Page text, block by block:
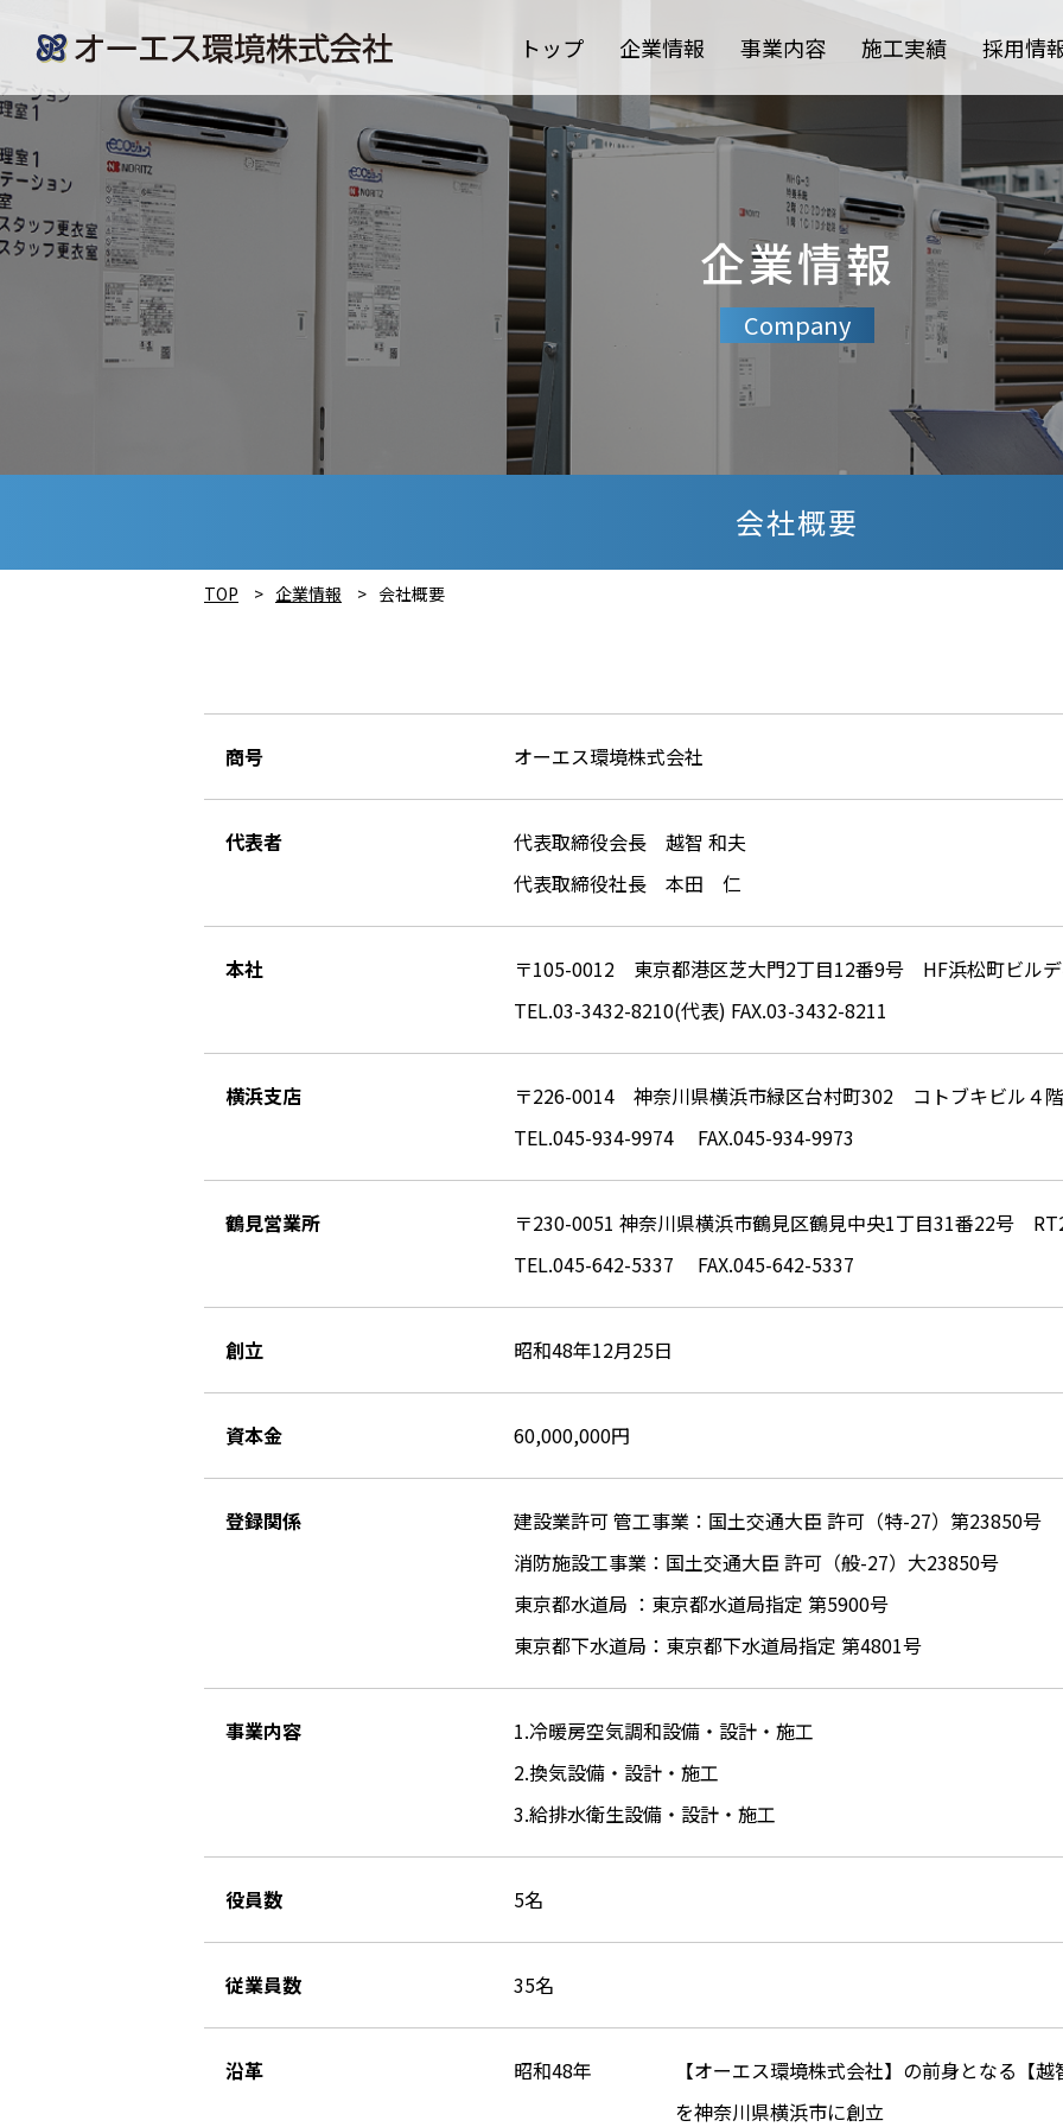
トップ 企業情報 事業内容 施工実績 採用情
企業情報
Company
会社概要
TOP 企業情報 会社概要
商号 オーエス環境株式会社
代表者
代表取締役会長 越智 和夫
代表取締役社長 本田 仁
本社 〒105-0012 東京都港区芝大門2丁目12番9号 HF浜松町ビル
TEL.03-3432-8210(代表) FAX.03-3432-8211
横浜支店 〒226-0014 神奈川県横浜市緑区台村町302 コトブキビル４階
TEL.045-934-9974 FAX.045-934-9973
鶴見営業所 〒230-0051 神奈川県横浜市鶴見区鶴見中央1丁目31番22号
TEL.045-642-5337 FAX.045-642-5337
創立 昭和48年12月25日
資本金 60,000,000円
登録関係
建設業許可 管工事業：国土交通大臣 許可（特-27）第23850号
消防施設工事業：国土交通大臣 許可（般-27）大23850号
東京都水道局 ：東京都水道局指定 第5900号
東京都下水道局：東京都下水道局指定 第4801号
事業内容
1.冷暖房空気調和設備・設計・施工
2.換気設備・設計・施工
3.給排水衛生設備・設計・施工
役員数 5名
従業員数 35名
沿革 昭和48年
【オーエス環境株式会社】の前身となる【越
を神奈川県横浜市に創立